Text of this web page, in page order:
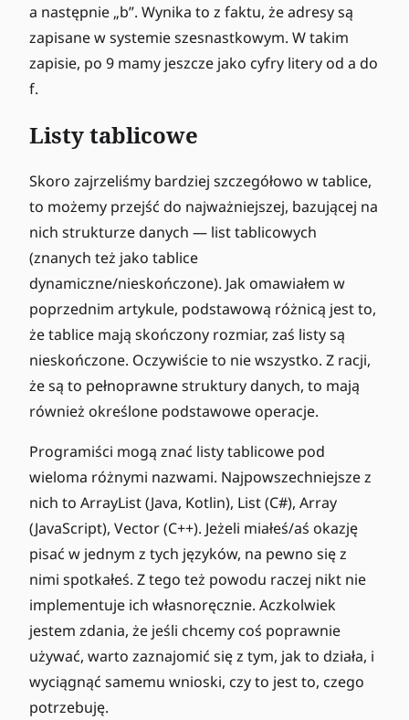
a następnie „b”. Wynika to z faktu, że adresy są
zapisane w systemie szesnastkowym. W takim
zapisie, po 9 mamy jeszcze jako cyfry litery od a do
f.
Listy tablicowe
Skoro zajrzeliśmy bardziej szczegółowo w tablice,
to możemy przejść do najważniejszej, bazującej na
nich strukturze danych — list tablicowych
(znanych też jako tablice
dynamiczne/nieskończone). Jak omawiałem w
poprzednim artykule, podstawową różnicą jest to,
że tablice mają skończony rozmiar, zaś listy są
nieskończone. Oczywiście to nie wszystko. Z racji,
że są to pełnoprawne struktury danych, to mają
również określone podstawowe operacje.
Programiści mogą znać listy tablicowe pod
wieloma różnymi nazwami. Najpowszechniejsze z
nich to ArrayList (Java, Kotlin), List (C#), Array
(JavaScript), Vector (C++). Jeżeli miałeś/aś okazję
pisać w jednym z tych języków, na pewno się z
nimi spotkałeś. Z tego też powodu raczej nikt nie
implementuje ich własnoręcznie. Aczkolwiek
jestem zdania, że jeśli chcemy coś poprawnie
używać, warto zaznajomić się z tym, jak to działa, i
wyciągnąć samemu wnioski, czy to jest to, czego
potrzebuję.